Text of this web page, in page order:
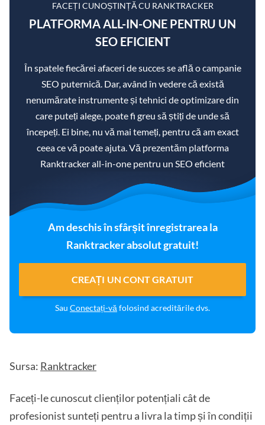
FACEȚI CUNOȘTINȚĂ CU RANKTRACKER
PLATFORMA ALL-IN-ONE PENTRU UN
SEO EFICIENT
În spatele fiecărei afaceri de succes se află o campanie
SEO puternică. Dar, având în vedere că există
nenumărate instrumente și tehnici de optimizare din
care puteți alege, poate fi greu să știți de unde să
începeți. Ei bine, nu vă mai temeți, pentru că am exact
ceea ce vă poate ajuta. Vă prezentăm platforma
Ranktracker all-in-one pentru un SEO eficient
Am deschis în sfârșit înregistrarea la
Ranktracker absolut gratuit!
CREAȚI UN CONT GRATUIT
Sau Conectați-vă folosind acreditările dvs.
Sursa: Ranktracker
Faceți-le cunoscut clienților potențiali cât de
profesionist sunteți pentru a livra la timp și în condiții